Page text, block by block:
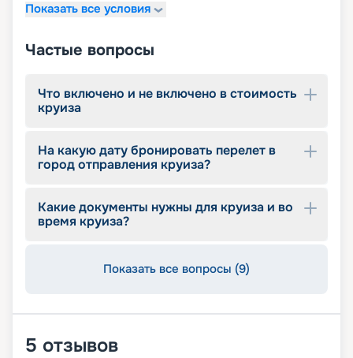
Показать все условия
Частые вопросы
Что включено и не включено в стоимость
круиза
На какую дату бронировать перелет в
город отправления круиза?
Какие документы нужны для круиза и во
время круиза?
Показать все вопросы (9)
5 отзывов